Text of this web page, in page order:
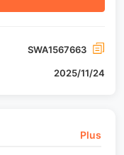
SWA1567663
2025/11/24
Plus